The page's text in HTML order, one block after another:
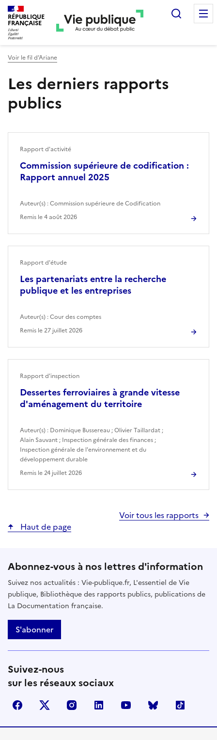
RÉPUBLIQUE
FRANÇAISE
Voir le fil d’Ariane
Les derniers rapports
publics
Commission supérieure de codification :
Rapport annuel 2025
Rapport d'activité
Auteur(s) :Commission supérieure de Codification
Remis le4 août 2026
Les partenariats entre la recherche
publique et les entreprises
Rapport d'étude
Auteur(s) :Cour des comptes
Remis le27 juillet 2026
Dessertes ferroviaires à grande vitesse
d'aménagement du territoire
Rapport d'inspection
Auteur(s) : Dominique Bussereau ;Olivier Taillardat ;
Alain Sauvant ; Inspection générale des finances ;
Inspection générale de l'environnement et du
développement durable
Remis le24 juillet 2026
Voir tous les rapports
Haut de page
Abonnez-vous à nos lettres d'information
Suivez nos actualités : Vie-publique.fr, L'essentiel de Vie
publique, Bibliothèque des rapports publics, publications de
La Documentation française.
S'abonner
Suivez-nous
sur les réseaux sociaux
facebook X (anciennement Twitter)
instagramlinkedin youtube Bluesky